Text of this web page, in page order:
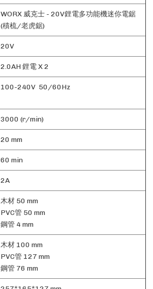
WORX 威克士 - 20V鋰電多功能機迷你電鋸
(積梳/老虎鋸)
20V
2.0AH 鋰電 X 2
100-240V 50/60Hz
3000 (r/min)
20 mm
60 min
2A
木材 50 mm
PVC管 50 mm
鋼管 4 mm
木材 100 mm
PVC管 127 mm
鋼管 76 mm